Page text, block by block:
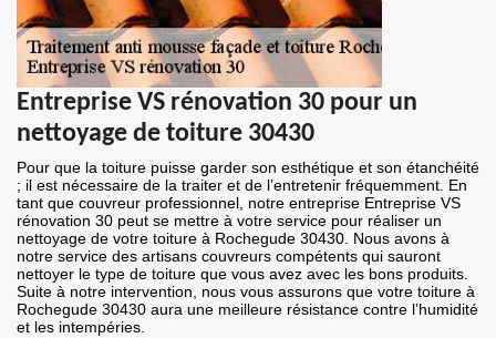
Entreprise VS rénovation 30 pour un
nettoyage de toiture 30430
Pour que la toiture puisse garder son esthétique et son étanchéité
; il est nécessaire de la traiter et de l’entretenir fréquemment. En
tant que couvreur professionnel, notre entreprise Entreprise VS
rénovation 30 peut se mettre à votre service pour réaliser un
nettoyage de votre toiture à Rochegude 30430. Nous avons à
notre service des artisans couvreurs compétents qui sauront
nettoyer le type de toiture que vous avez avec les bons produits.
Suite à notre intervention, nous vous assurons que votre toiture à
Rochegude 30430 aura une meilleure résistance contre l’humidité
et les intempéries.